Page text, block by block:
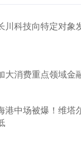
川科技向特定对象
大消费重点领域金
港中场被爆！维塔